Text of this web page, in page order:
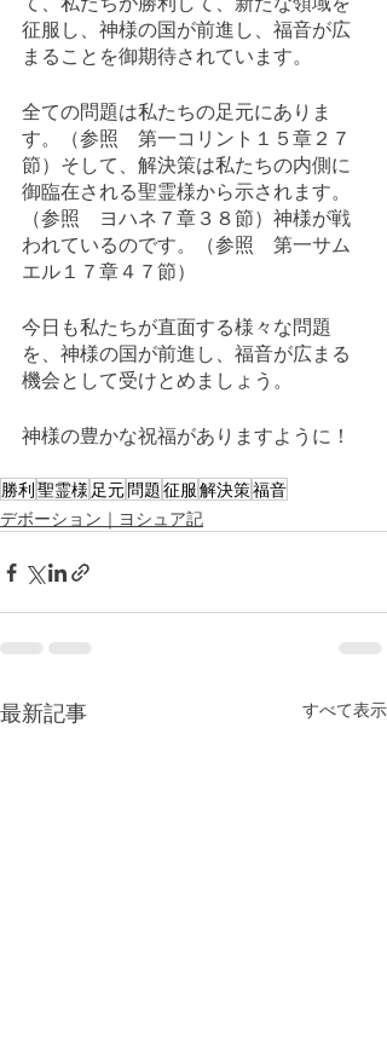
征服し、神様の国が前進し、福音が広
まることを御期待されています。
全ての問題は私たちの足元にありま
す。（参照　第一コリント１５章２７
節）そして、解決策は私たちの内側に
御臨在される聖霊様から示されます。
（参照　ヨハネ７章３８節）神様が戦
われているのです。（参照　第一サム
エル１７章４７節）
今日も私たちが直面する様々な問題
を、神様の国が前進し、福音が広まる
機会として受けとめましょう。
神様の豊かな祝福がありますように！
勝利聖霊様 足元問題征服解決策福音
デボーション｜ヨシュア記
最新記事 すべて表示